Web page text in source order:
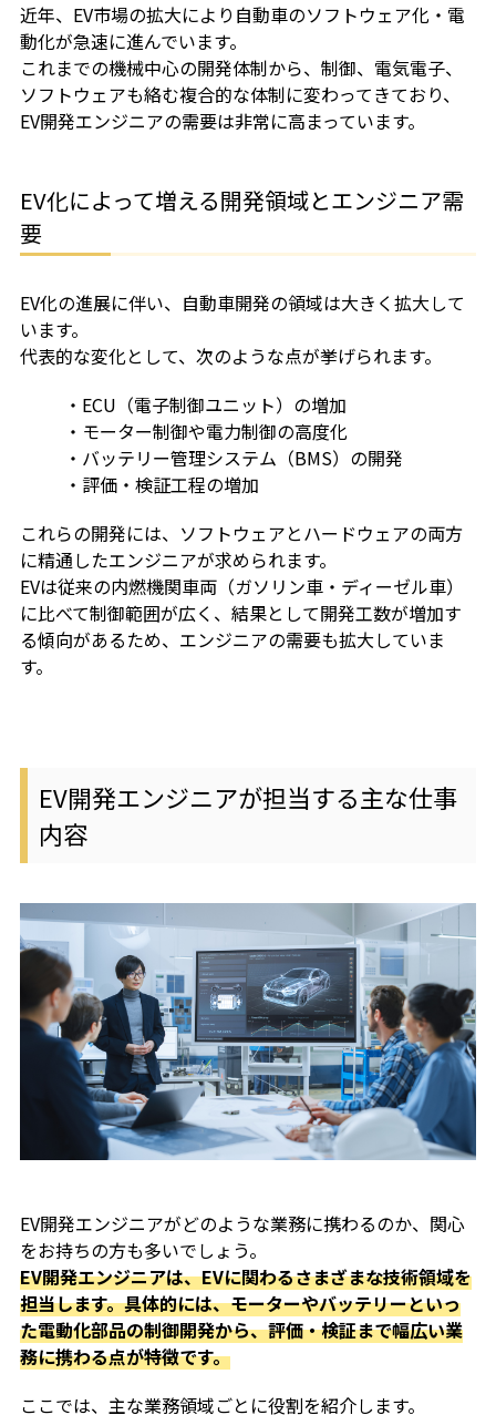
近年、EV市場の拡大により自動車のソフトウェア化・電
動化が急速に進んでいます。
これまでの機械中心の開発体制から、制御、電気電子、
ソフトウェアも絡む複合的な体制に変わってきており、
EV開発エンジニアの需要は非常に高まっています。
EV化によって増える開発領域とエンジニア需
要
EV化の進展に伴い、自動車開発の領域は大きく拡大して
います。
代表的な変化として、次のような点が挙げられます。
・ECU（電子制御ユニット）の増加
・モーター制御や電力制御の高度化
・バッテリー管理システム（BMS）の開発
・評価・検証工程の増加
これらの開発には、ソフトウェアとハードウェアの両方
に精通したエンジニアが求められます。
EVは従来の内燃機関車両（ガソリン車・ディーゼル車）
に比べて制御範囲が広く、結果として開発工数が増加す
る傾向があるため、エンジニアの需要も拡大していま
す。
EV開発エンジニアが担当する主な仕事
内容
EV開発エンジニアがどのような業務に携わるのか、関心
をお持ちの方も多いでしょう。
EV開発エンジニアは、EVに関わるさまざまな技術領域を
担当します。具体的には、モーターやバッテリーといっ
た電動化部品の制御開発から、評価・検証まで幅広い業
務に携わる点が特徴です。
ここでは、主な業務領域ごとに役割を紹介します。